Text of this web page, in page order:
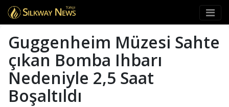
Türkçe
Guggenheim Müzesi Sahte
çıkan Bomba Ihbarı
Nedeniyle 2,5 Saat
Boşaltıldı